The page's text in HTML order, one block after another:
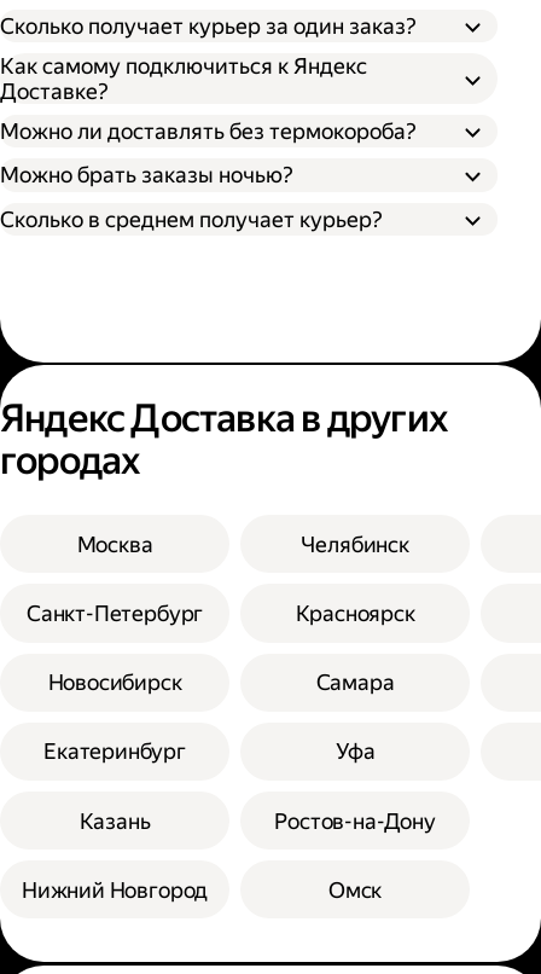
Сколько получает курьер за один заказ?
Как самому подключиться к Яндекс
Доставке?
Можно ли доставлять без термокороба?
Можно брать заказы ночью?
Сколько в среднем получает курьер?
Яндекс Доставка в других
городах
Москва
Санкт-Петербург
Новосибирск
Екатеринбург
Казань
Нижний Новгород
Челябинск
Красноярск
Самара
Уфа
Ростов-на-Дону
Омск